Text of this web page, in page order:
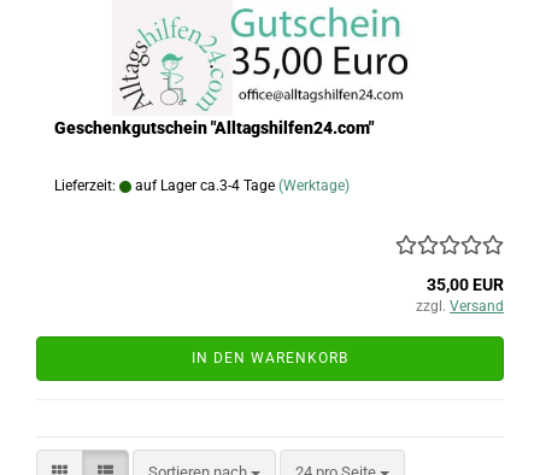
Geschenkgutschein "Alltagshilfen24.com"
Lieferzeit: auf Lager ca.3-4 Tage (Werktage)
35,00 EUR
zzgl. Versand
IN DEN WARENKORB
Sortieren nach pro Seite